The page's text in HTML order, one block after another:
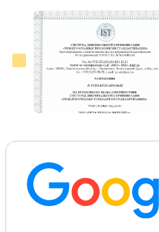
Больше отзывов на Google Maps